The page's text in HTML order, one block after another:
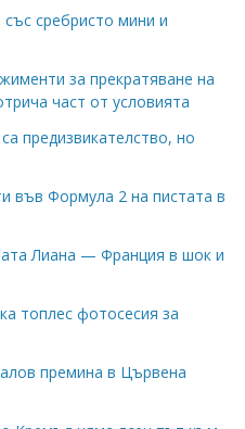
сребристо мини и
за прекратяване на
част от условията
предизвикателство, но
във Формула 2 на пистата в
Лиана — Франция в шок и
топлес фотосесия за
премина в Цървена